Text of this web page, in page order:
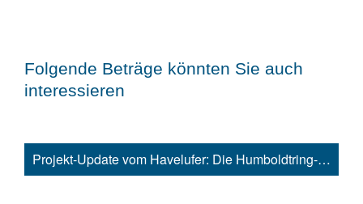
Folgende Beträge könnten Sie auch
interessieren
Projekt-Update vom Havelufer: Die Humboldtring-Gärten nehmen Gestalt an